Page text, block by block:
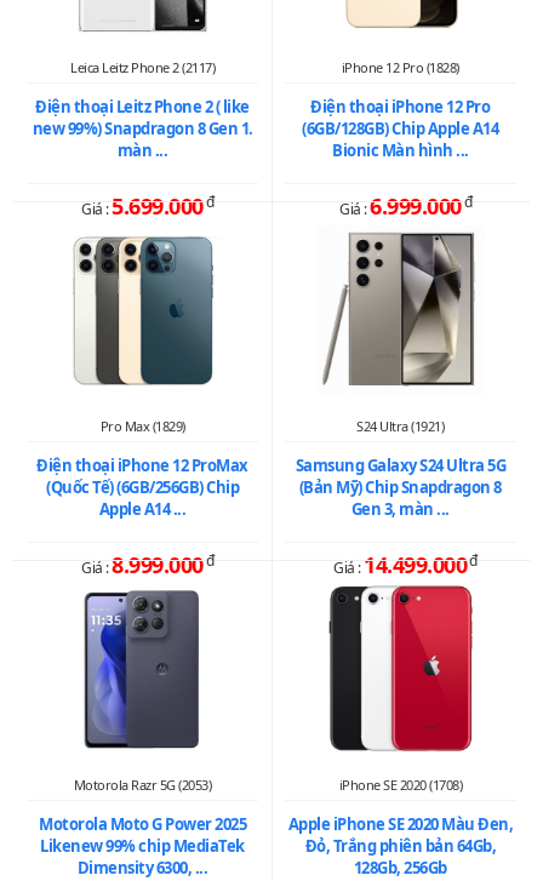
Leica Leitz Phone 2 (2117)
Điện thoại Leitz Phone 2 ( like
new 99%) Snapdragon 8 Gen 1.
màn ...
Giá :5.699.000đ
iPhone 12 Pro (1828)
Điện thoại iPhone 12 Pro
(6GB/128GB) Chip Apple A14
Bionic Màn hình ...
Giá :6.999.000đ
Pro Max (1829)
Điện thoại iPhone 12 ProMax
(Quốc Tế) (6GB/256GB) Chip
Apple A14 ...
Giá :8.999.000đ
S24 Ultra (1921)
Samsung Galaxy S24 Ultra 5G
(Bản Mỹ) Chip Snapdragon 8
Gen 3, màn ...
Giá :14.499.000đ
Motorola Razr 5G (2053)
Motorola Moto G Power 2025
Likenew 99% chip MediaTek
Dimensity 6300, ...
iPhone SE 2020 (1708)
Apple iPhone SE 2020 Màu Đen,
Đỏ, Trắng phiên bản 64Gb,
128Gb, 256Gb